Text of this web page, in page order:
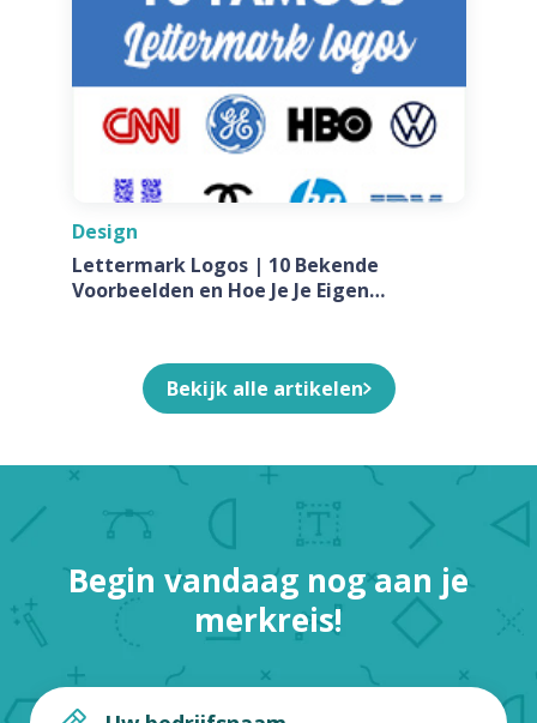
Design
Lettermark Logos | 10 Bekende
Voorbeelden en Hoe Je Je Eigen
Bekijk alle artikelen
Begin vandaag nog aan je
merkreis!